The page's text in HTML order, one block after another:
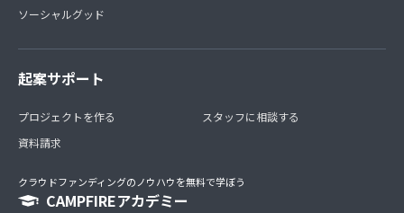
ソーシャルグッド
起案サポート
プロジェクトを作る
資料請求
スタッフに相談する
クラウドファンディングのノウハウを無料で学ぼう
CAMPFIREアカデミー